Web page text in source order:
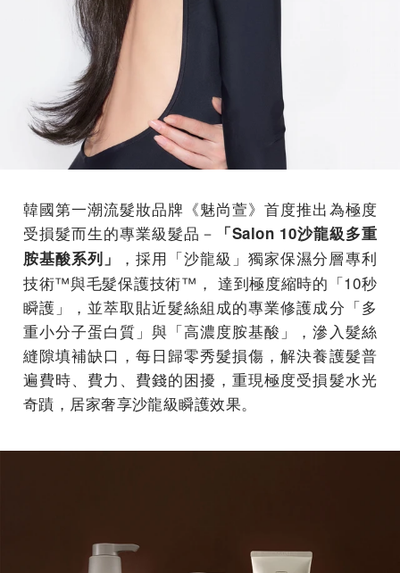
韓國第一潮流髮妝品牌《魅尚萱》首度推出為極度
受損髮而生的專業級髮品－
「Salon 10沙龍級多重
胺基酸系列」
，採用「沙龍級」獨家保濕分層專利
技術™與毛髮保護技術™， 達到極度縮時的「10秒
瞬護」，並萃取貼近髮絲組成的專業修護成分「多
重小分子蛋白質」與「高濃度胺基酸」，滲入髮絲
縫隙填補缺口，每日歸零秀髮損傷，解決養護髮普
遍費時、費力、費錢的困擾，重現極度受損髮水光
奇蹟，居家奢享沙龍級瞬護效果。